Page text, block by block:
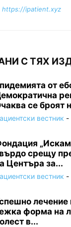
https://ipatient.xyz
С ТЯХ
от
се броят
вестник -
„Искам
срещу
Центъра за...
вестник -
лечение
форма на
в...